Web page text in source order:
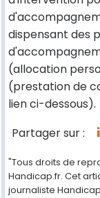
dispensant des
(allocation
(prestation de
lien ci-dessous).
Partager sur :
"Tous droits de
Handicap.fr. Cet
journaliste